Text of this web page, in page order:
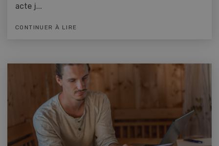
acte j...
CONTINUER À LIRE